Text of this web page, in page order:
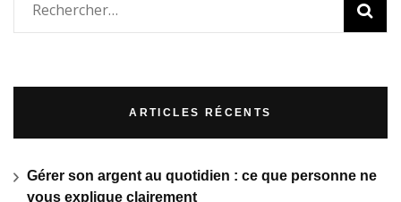
Rechercher :
ARTICLES RÉCENTS
Gérer son argent au quotidien : ce que personne ne
vous explique clairement